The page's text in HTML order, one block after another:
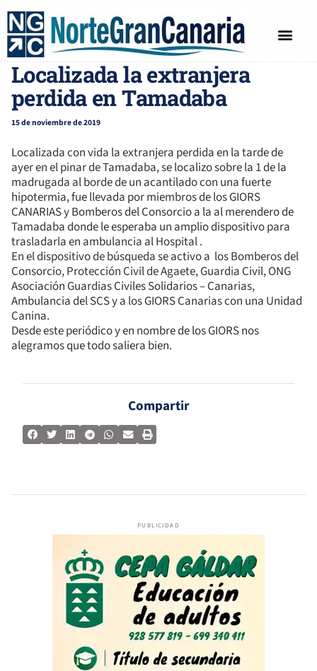
SUCESOS E INCIDENTES
Localizada la extranjera
perdida en Tamadaba
15 de noviembre de 2019
Localizada con vida la extranjera perdida en la tarde de
ayer en el pinar de Tamadaba, se localizo sobre la 1 de la
madrugada al borde de un acantilado con una fuerte
hipotermia, fue llevada por miembros de los GIORS
CANARIAS y Bomberos del Consorcio a la al merendero de
Tamadaba donde le esperaba un amplio dispositivo para
trasladarla en ambulancia al Hospital .
En el dispositivo de búsqueda se activo a los Bomberos del
Consorcio, Protección Civil de Agaete, Guardia Civil, ONG
Asociación Guardias Civiles Solidarios – Canarias,
Ambulancia del SCS y a los GIORS Canarias con una Unidad
Canina.
Desde este periódico y en nombre de los GIORS nos
alegramos que todo saliera bien.
Compartir
PUBLICIDAD